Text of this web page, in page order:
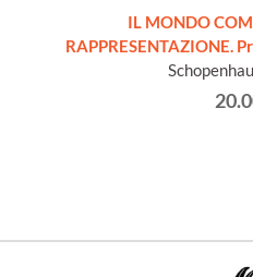
IL MONDO
RAPPRESENTAZIONE.